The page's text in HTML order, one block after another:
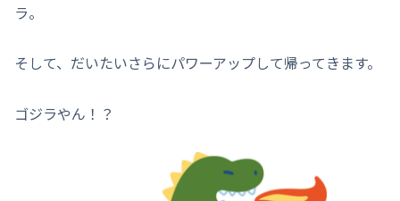
ラ。
そして、だいたいさらにパワーアップして帰ってきます。
ゴジラやん！？